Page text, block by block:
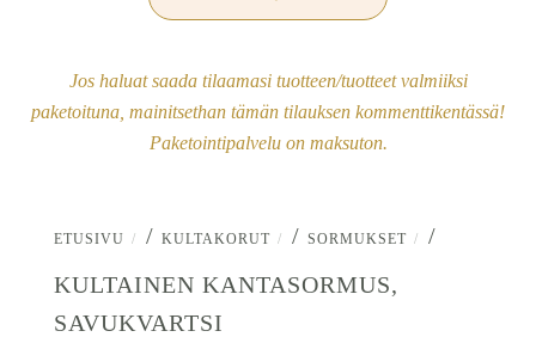
Jos haluat saada tilaamasi tuotteen/tuotteet valmiiksi
paketoituna, mainitsethan tämän tilauksen kommenttikentässä!
Paketointipalvelu on maksuton.
ETUSIVU / KULTAKORUT / SORMUKSET
/
KULTAINEN KANTASORMUS,
SAVUKVARTSI